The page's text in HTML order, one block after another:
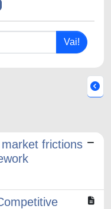
frictions